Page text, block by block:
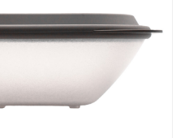
980 ml
177/177 x 60 mm